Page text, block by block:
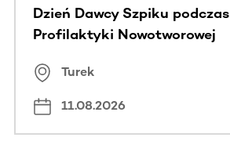
Dzień Dawcy Szpiku podczas
Profilaktyki Nowotworowej
Turek
11.08.2026